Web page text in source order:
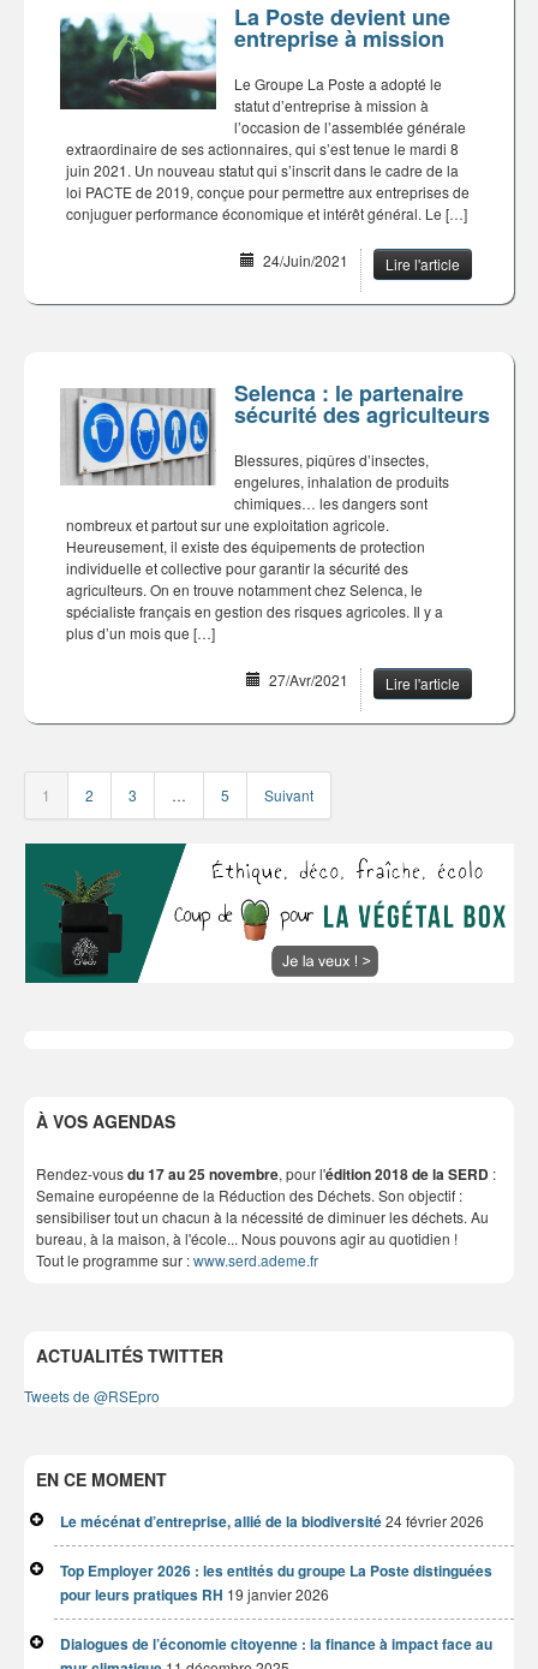
La Poste devient une
entreprise à mission
Le Groupe La Poste a adopté le
statut d’entreprise à mission à
l’occasion de l’assemblée générale
extraordinaire de ses actionnaires, qui s’est tenue le mardi 8
juin 2021. Un nouveau statut qui s’inscrit dans le cadre de la
loi PACTE de 2019, conçue pour permettre aux entreprises de
conjuguer performance économique et intérêt général. Le […]
24/Juin/2021 Lire l'article
Selenca : le partenaire
sécurité des agriculteurs
Blessures, piqûres d’insectes,
engelures, inhalation de produits
chimiques… les dangers sont
nombreux et partout sur une exploitation agricole.
Heureusement, il existe des équipements de protection
individuelle et collective pour garantir la sécurité des
agriculteurs. On en trouve notamment chez Selenca, le
spécialiste français en gestion des risques agricoles. Il y a
plus d’un mois que […]
27/Avr/2021 Lire l'article
1 2 3 … 5 Suivant
À VOS AGENDAS
Rendez-vousdu 17 au 25 novembre, pour l'édition 2018 de la SERD :
Semaine européenne de la Réduction des Déchets. Son objectif :
sensibiliser tout un chacun à la nécessité de diminuer les déchets. Au
bureau, à la maison, à l'école... Nous pouvons agir au quotidien !
Tout le programme sur :www.serd.ademe.fr
ACTUALITÉS TWITTER
Tweets de @RSEpro
EN CE MOMENT
Le mécénat d’entreprise, allié de la biodiversité24 février 2026
Top Employer 2026 : les entités du groupe La Poste distinguées
pour leurs pratiques RH 19 janvier 2026
Dialogues de l’économie citoyenne : la finance à impact face au